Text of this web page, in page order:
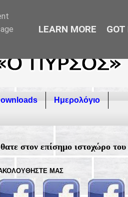
Ημερολόγιο
του Μορφωτικού
ΜΑΣ
LEARN MORE GOT